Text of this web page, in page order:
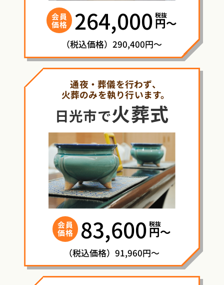
会員
価格 264,000 税抜
円〜
（税込価格）290,400円～
通夜・葬儀を行わず、
火葬のみを執り行います。
日光市で火葬式
会員
価格 83,600 税抜
円〜
（税込価格）91,960円～